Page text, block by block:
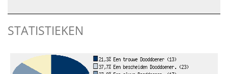
STATISTIEKEN